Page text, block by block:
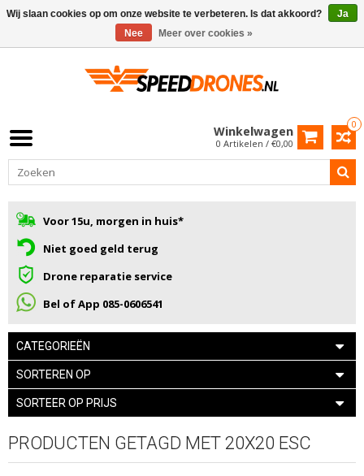
0
Winkelwagen
0 Artikelen / €0,00
Voor 15u, morgen in huis*
Niet goed geld terug
Drone reparatie service
Bel of App 085-0606541
CATEGORIEËN
SORTEREN OP
SORTEER OP PRIJS
PRODUCTEN GETAGD MET 20X20 ESC
Wij slaan cookies op om onze website te verbeteren. Is dat akkoord?
Ja
Nee
Meer over cookies »